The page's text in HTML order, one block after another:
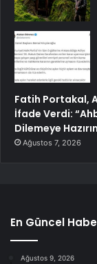
Fatih Portakal,
İfade Verdi:
Dilemeye
Ağustos 7, 2026
En Güncel
Ağustos 9, 2026